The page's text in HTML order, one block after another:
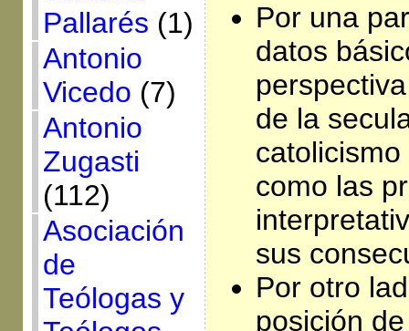
Pallarés (1)
Antonio
Vicedo (7)
Antonio
Zugasti
(112)
Asociación
de
Teólogas y
Por una
datos
de la
como las
sus
Por otro
posición